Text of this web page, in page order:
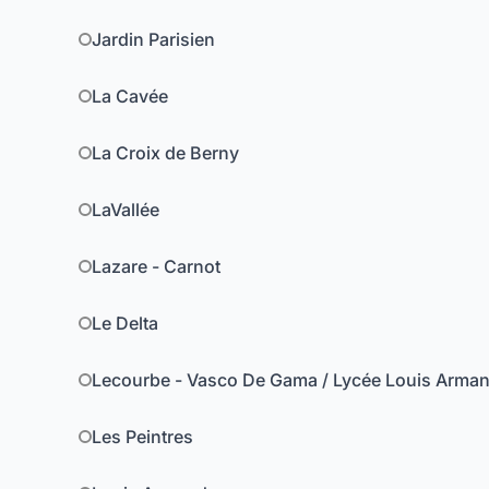
Jardin Parisien
La Cavée
La Croix de Berny
LaVallée
Lazare - Carnot
Le Delta
Lecourbe - Vasco De Gama / Lycée Louis
Les Peintres